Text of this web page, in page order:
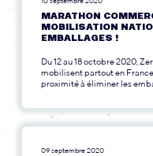
MARATHON
MOBILISATION
EMBALLAGES !
Du 12 au 18 octobre 2020,
mobilisent partout en
proximité à éliminer les
09 septembre 2020